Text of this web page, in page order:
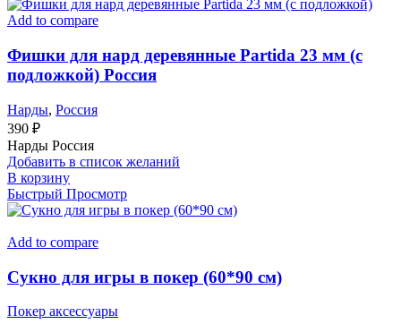
Add to compare
Фишки для нард деревянные Partida 23 мм (с
подложкой) Россия
Нарды, Россия
390 ₽
Нарды Россия
Добавить в список желаний
В корзину
Быстрый Просмотр
Add to compare
Сукно для игры в покер (60*90 см)
Покер аксессуары